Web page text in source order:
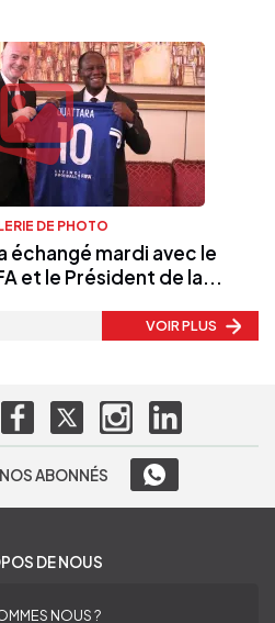
DE PHOTO
échangé mardi avec le
et le Président de la...
VOIR PLUS
ABONNÉS
DE NOUS
NOUS ?